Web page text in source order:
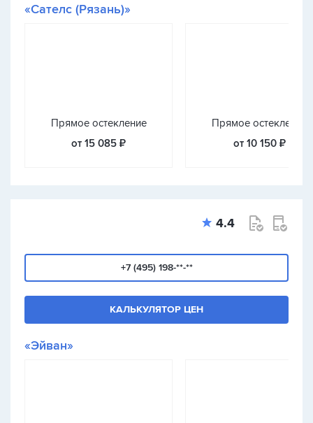
«Сателс (Рязань)»
Прямое остекление
от 15 085 ₽
Прямое остекление
от 10 150 ₽
4.4
+7 (495) 198-**-**
КАЛЬКУЛЯТОР ЦЕН
«Эйван»